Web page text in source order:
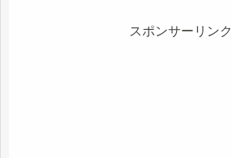
スポンサーリンク